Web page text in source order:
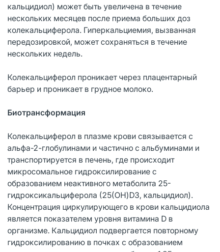
кальцидиол) может быть увеличена в течение
нескольких месяцев после приема больших доз
колекальциферола. Гиперкальциемия, вызванная
передозировкой, может сохраняться в течение
нескольких недель.
Колекальциферол проникает через плацентарный
барьер и проникает в грудное молоко.
Биотрансформация
Колекальциферол в плазме крови связывается с
альфа-2-глобулинами и частично с альбуминами и
транспортируется в печень, где происходит
микросомальное гидроксилирование с
образованием неактивного метаболита 25-
гидроксикальциферола (25(OH)D3, кальцидиол).
Концентрация циркулирующего в крови кальцидиола
является показателем уровня витамина D в
организме. Кальцидиол подвергается повторному
гидроксилированию в почках с образованием